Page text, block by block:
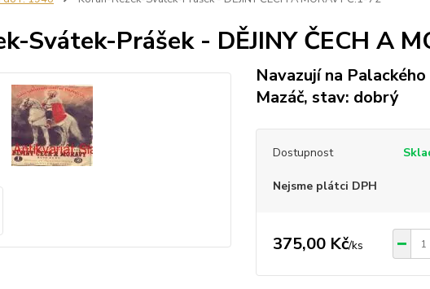
Svátek-Prášek - DĚJINY ČECH A
Navazují na
Mazáč, stav: dobrý
Dostupnost
Nejsme plátci DPH
375,00 Kč/ks